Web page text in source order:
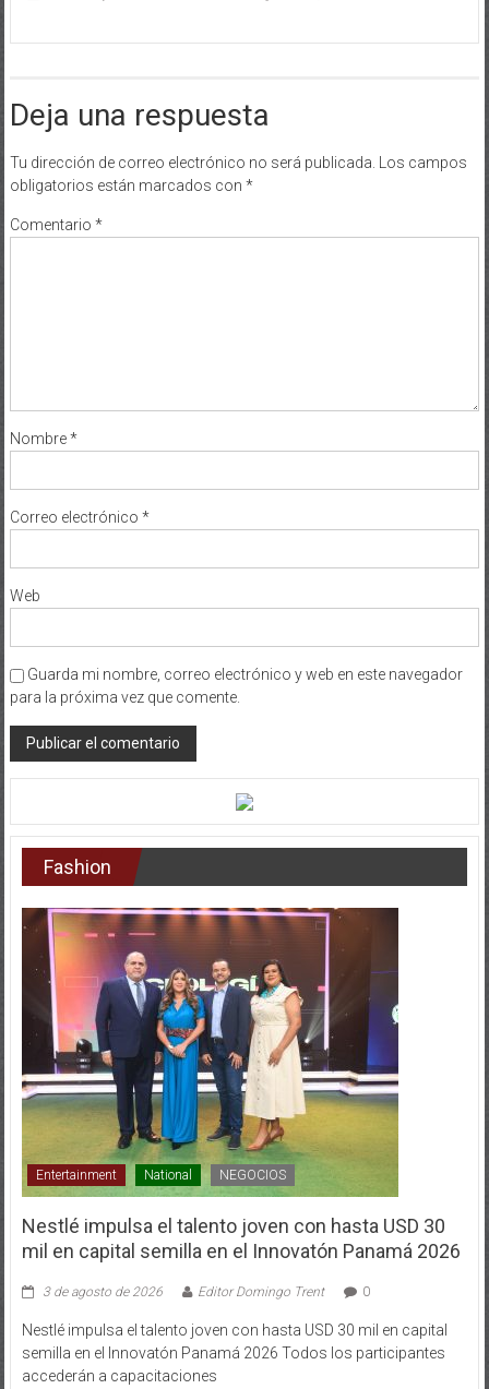
Deja una respuesta
Tu dirección de correo electrónico no será publicada.
Los campos
obligatorios están marcados con *
Comentario *
Nombre*
Correo electrónico *
Web
Guarda mi nombre, correo electrónico y web en este navegador
para la próxima vez que comente.
Fashion
Entertainment National NEGOCIOS
Nestlé impulsa el talento joven con hasta USD 30
mil en capital semilla en el Innovatón Panamá 2026
3 de agosto de 2026 Editor Domingo Trent 0
Nestlé impulsa el talento joven con hasta USD 30 mil en capital
semilla en el Innovatón Panamá 2026 Todos los participantes
accederán a capacitaciones